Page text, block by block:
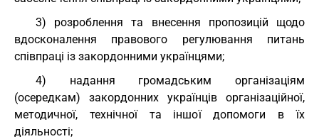
3) розроблення та внесення пропозицій щодо
вдосконалення правового регулювання питань
співпраці із закордонними українцями;
4) надання громадським організаціям
(осередкам) закордонних українців організаційної,
методичної, технічної та іншої допомоги в їх
діяльності;